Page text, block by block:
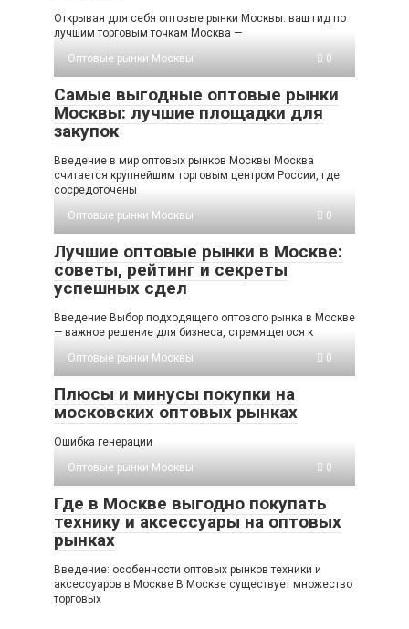
Открывая для себя оптовые рынки Москвы: ваш гид по
лучшим торговым точкам Москва —
Оптовые рынки Москвы
0
Самые выгодные оптовые рынки
Москвы: лучшие площадки для
закупок
Введение в мир оптовых рынков Москвы Москвa
считается крупнейшим торговым центром России, где
сосредоточены
Оптовые рынки Москвы
0
Лучшие оптовые рынки в Москве:
советы, рейтинг и секреты
успешных сдел
Введение Выбор подходящего оптового рынка в Москве
— важное решение для бизнеса, стремящегося к
Оптовые рынки Москвы
0
Плюсы и минусы покупки на
московских оптовых рынках
Ошибка генерации
Оптовые рынки Москвы
0
Где в Москве выгодно покупать
технику и аксессуары на оптовых
рынках
Введение: особенности оптовых рынков техники и
аксессуаров в Москве В Москве существует множество
торговых